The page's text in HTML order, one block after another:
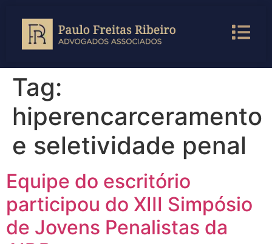
Tag:
hiperencarceramento
e seletividade penal
Equipe do escritório
participou do XIII Simpósio
de Jovens Penalistas da